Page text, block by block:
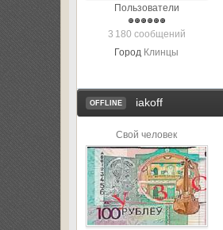
Пользователи
3 180 сообщений
Город Клинцы
OFFLINE iakoff
Свой человек